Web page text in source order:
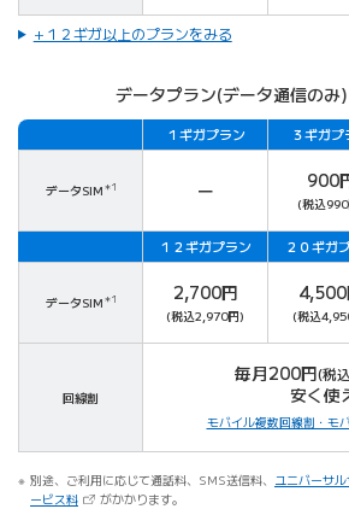
+１２ギガ以上のプランをみる
データプラン(データ通信のみ)
１ギガプラン ３ギガプ
データSIM ＊1 ー 900
(税込
１２ギガプラン ２０ギガ
データSIM ＊1 2,700円
(税込2,970円)
4,500
(税込
回線割
毎月200円(税
安く使
モバイル複数回線割・モ
別途、ご利用に応じて通話料、SMS送信料、 ユニバーサ
ービス料（新しいタブで開きます）
がかかります。